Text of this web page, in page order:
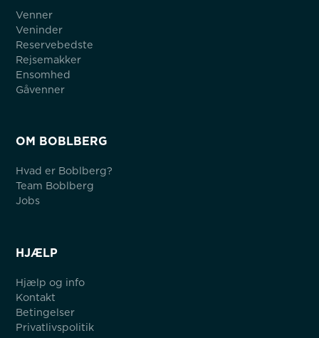
Venner
Veninder
Reservebedste
Rejsemakker
Ensomhed
Gåvenner
OM BOBLBERG
Hvad er Boblberg?
Team Boblberg
Jobs
HJÆLP
Hjælp og info
Kontakt
Betingelser
Privatlivspolitik